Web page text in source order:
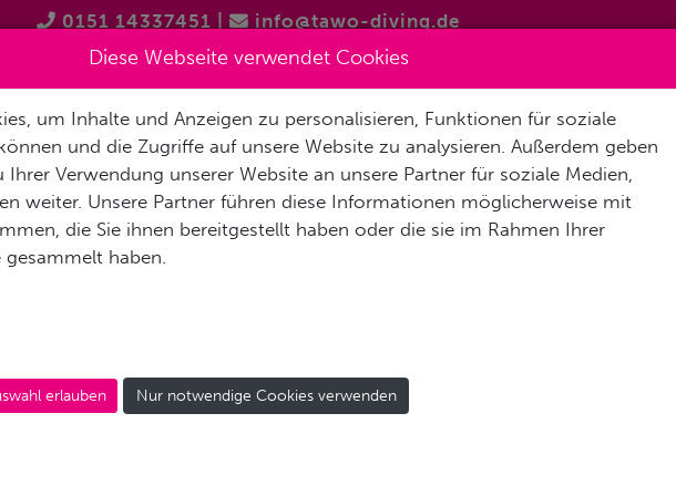
0151 14337451 info@tawo-diving.de
PRODUKTVORSTELLUNGEN TAUCHTOUREN SCHNORCHELN & FREEDIVING
Diese Webseite verwendet Cookies
um Inhalte und Anzeigen zu personalisieren, Funktionen für soziale
und die Zugriffe auf unsere Website zu analysieren. Außerdem geben
Verwendung unserer Website an unsere Partner für soziale Medien,
weiter. Unsere Partner führen diese Informationen möglicherweise mit
die Sie ihnen bereitgestellt haben oder die sie im Rahmen Ihrer
haben.
erlauben Nur notwendige Cookies verwenden